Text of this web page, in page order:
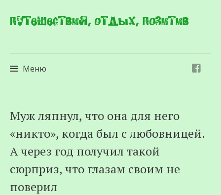
Путешествия, отдых, позитив
Меню
к
содержимому
Муж ляпнул, что она для него
«никто», когда был с любовницей.
А через год получил такой
сюрприз, что глазам своим не
поверил